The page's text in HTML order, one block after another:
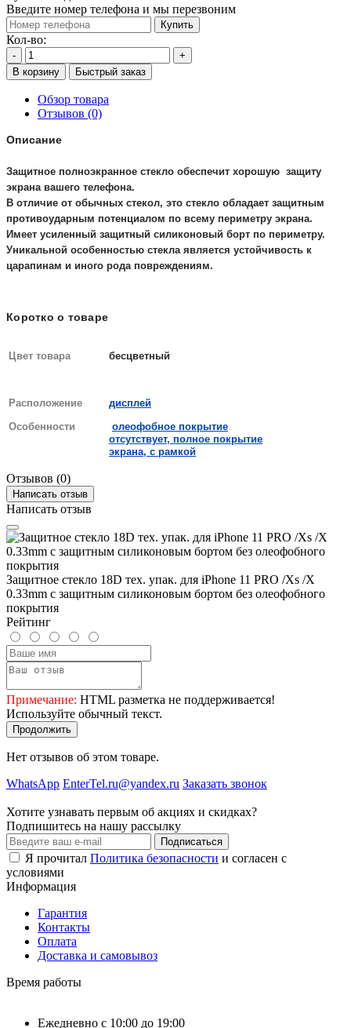
Введите номер телефона и мы перезвоним
Купить
Кол-во:
-
+
В корзину
Быстрый заказ
Обзор товара
Отзывов (0)
Описание
Защитное полноэкранное стекло обеспечит хорошую защиту
экрана вашего телефона.
В отличие от обычных стекол, это стекло обладает защитным
противоударным потенциалом по всему периметру экрана.
Имеет усиленный защитный силиконовый борт по периметру.
Уникальной особенностью стекла является устойчивость к
царапинам и иного рода повреждениям.
Коротко о товаре
Цвет товара бесцветный
Расположение
дисплей
Особенности
олеофобное покрытие
отсутствует, полное покрытие
экрана, с рамкой
Отзывов (0)
Написать отзыв
Написать отзыв
Защитное стекло 18D тех. упак. для iPhone 11 PRO /Xs /X
0.33mm с защитным силиконовым бортом без олеофобного
покрытия
Рейтинг
Примечание: HTML разметка не поддерживается!
Используйте обычный текст.
Продолжить
Нет отзывов об этом товаре.
WhatsApp EnterTel.ru@yandex.ru Заказать звонок
Хотите узнавать первым об акциях и скидках?
Подпишитесь на нашу рассылку
Подписаться
Я прочитал Политика безопасности и согласен с
условиями
Информация
Гарантия
Контакты
Оплата
Доставка и самовывоз
Время работы
Ежедневно с 10:00 до 19:00